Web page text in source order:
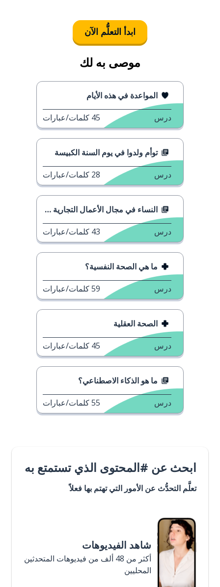
ابدأ التعلُّم الآن
موصى به لك
المواعدة في هذه الأيام
درس 45 كلمات/عبارات
توأم ولدوا في يوم السنة الكبيسة
درس 28 كلمات/عبارات
النساء في مجال الأعمال التجارية في المملكة المتحدة
درس 43 كلمات/عبارات
ما هي الصحة النفسية؟
درس 59كلمات/عبارات
الصحة العقلية
درس 45 كلمات/عبارات
ما هو الذكاء الاصطناعي؟
درس 55كلمات/عبارات
ابحث عن #المحتوى الذي تستمتع به
تعلَّم التحدُّث عن الأمور التي تهتم بها فعلاً
شاهد الفيديوهات
أكثر من 48 ألف من فيديوهات المتحدثين
المحليين